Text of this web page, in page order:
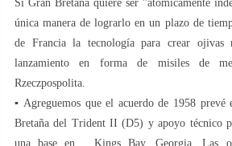
Si Gran Bretaña quiere ser "atómicamente
única manera de lograrlo en un plazo de
de Francia la tecnología para crear ojivas
lanzamiento en forma de misiles de
Rzeczpospolita.
▪️ Agreguemos que el acuerdo de 1958
Bretaña del Trident II (D5) y apoyo técnico
una base en… Kings Bay, Georgia. Las